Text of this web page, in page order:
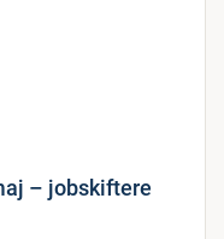
– jobskiftere